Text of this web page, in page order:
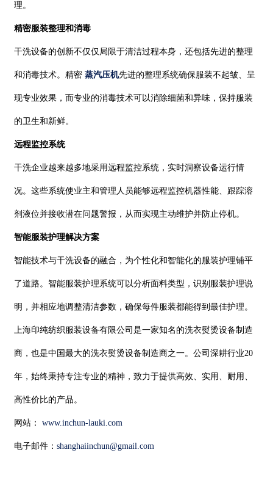
理。
精密服装整理和消毒
干洗设备的创新不仅仅局限于清洁过程本身，还包括先进的整理
和消毒技术。精密 蒸汽压机先进的整理系统确保服装不起皱、呈
现专业效果，而专业的消毒技术可以消除细菌和异味，保持服装
的卫生和新鲜。
远程监控系统
干洗企业越来越多地采用远程监控系统，实时洞察设备运行情
况。这些系统使业主和管理人员能够远程监控机器性能、跟踪溶
剂液位并接收潜在问题警报，从而实现主动维护并防止停机。
智能服装护理解决方案
智能技术与干洗设备的融合，为个性化和智能化的服装护理铺平
了道路。智能服装护理系统可以分析面料类型，识别服装护理说
明，并相应地调整清洁参数，确保每件服装都能得到最佳护理。
上海印纯纺织服装设备有限公司是一家知名的洗衣熨烫设备制造
商，也是中国最大的洗衣熨烫设备制造商之一。公司深耕行业20
年，始终秉持专注专业的精神，致力于提供高效、实用、耐用、
高性价比的产品。
网站： www.inchun-lauki.com
电子邮件： shanghaiinchun@gmail.com